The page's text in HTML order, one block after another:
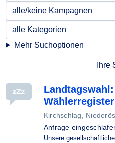
Mehr Suchoptionen
Ihre
Wählerregister
Kirchschlag,
Anfrage
Unsere